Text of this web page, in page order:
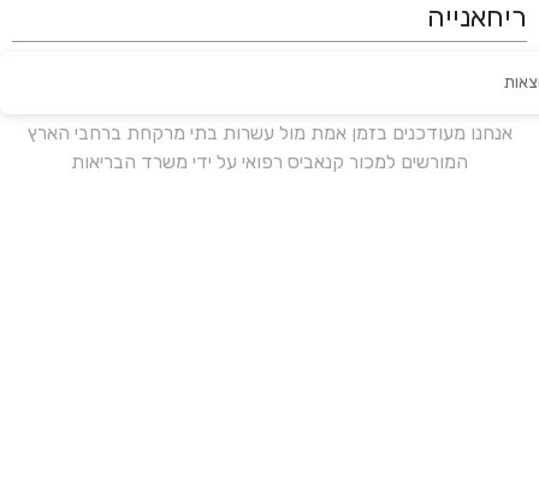
אנחנו מעודכנים בזמן אמת מול עשרות בתי מרקחת ברחבי הארץ
המורשים למכור קנאביס רפואי על ידי משרד הבריאות